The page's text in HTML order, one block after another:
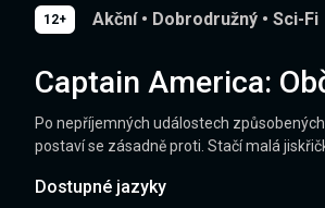
12+ Akční • Dobrodružný • Sci-Fi
Captain America:
Po nepříjemných událostech
postaví se zásadně proti. Stačí malá
Dostupné jazyky